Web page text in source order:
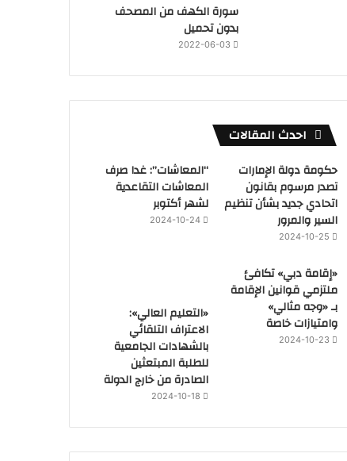
سورة الكهف من المصحف
بدون تحميل
2022-06-03
احدث المقالات
حكومة دولة الإمارات
تصدر مرسوم بقانون
اتحادي جديد بشأن تنظيم
السير والمرور
2024-10-25
“المعاشات”: غدا صرف
المعاشات التقاعدية
لشهر أكتوبر
2024-10-24
«إقامة دبي» تكافئ
ملتزمي قوانين الإقامة
بـ «وجه مثالي»
وامتيازات خاصة
2024-10-23
«التعليم العالي»:
الاعتراف التلقائي
بالشهادات الجامعية
للطلبة المبتعثين
الصادرة من خارج الدولة
2024-10-18